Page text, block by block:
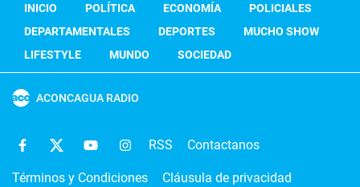
INICIO POLÍTICA ECONOMÍA
POLICIALES
DEPARTAMENTALES
DEPORTES
MUCHO SHOW
LIFESTYLE
MUNDO SOCIEDAD
ACONCAGUA RADIO
RSS Contactanos
Términos y Condiciones Cláusula de privacidad